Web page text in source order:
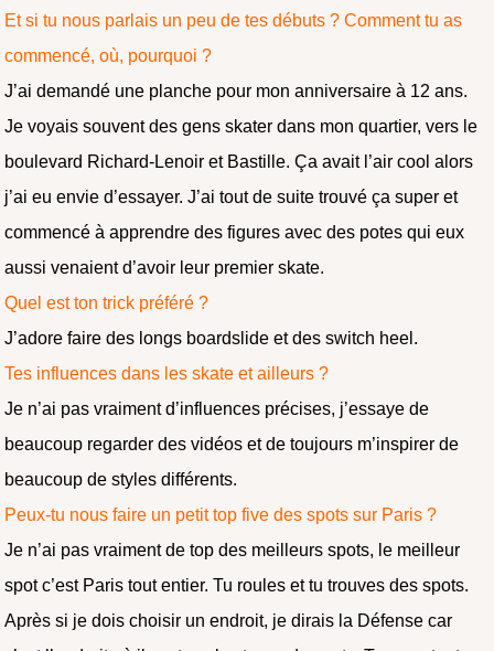
Et si tu nous parlais un peu de tes débuts ? Comment tu as
commencé, où, pourquoi ?
J’ai demandé une planche pour mon anniversaire à 12 ans.
Je voyais souvent des gens skater dans mon quartier, vers le
boulevard Richard-Lenoir et Bastille. Ça avait l’air cool alors
j’ai eu envie d’essayer. J’ai tout de suite trouvé ça super et
commencé à apprendre des figures avec des potes qui eux
aussi venaient d’avoir leur premier skate.
Quel est ton trick préféré ?
J’adore faire des longs boardslide et des switch heel.
Tes influences dans les skate et ailleurs ?
Je n’ai pas vraiment d’influences précises, j’essaye de
beaucoup regarder des vidéos et de toujours m’inspirer de
beaucoup de styles différents.
Peux-tu nous faire un petit top five des spots sur Paris ?
Je n’ai pas vraiment de top des meilleurs spots, le meilleur
spot c’est Paris tout entier. Tu roules et tu trouves des spots.
Après si je dois choisir un endroit, je dirais la Défense car